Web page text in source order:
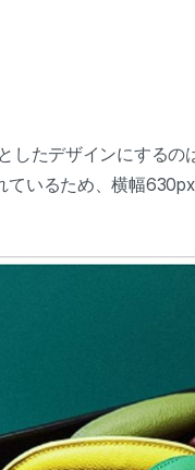
したデザインにする
ているため、横幅